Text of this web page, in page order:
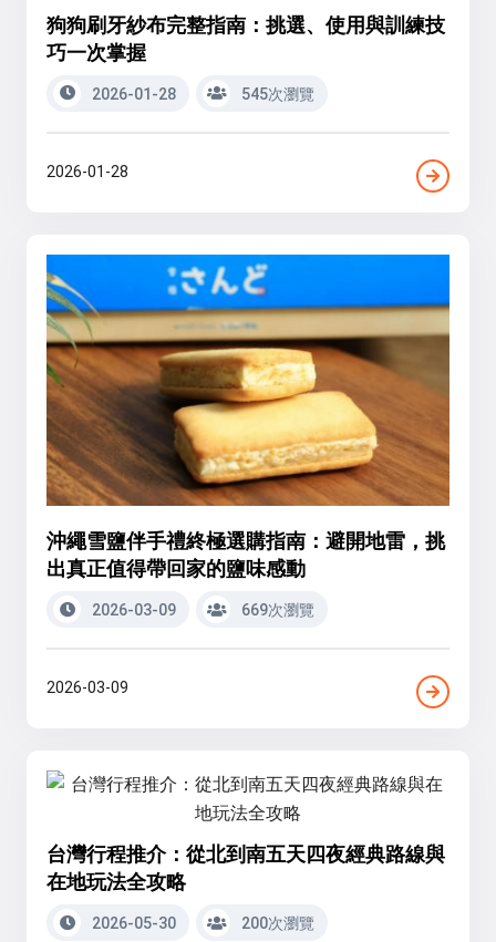
狗狗刷牙紗布完整指南：挑選、使用與訓練技
巧一次掌握
2026-01-28 545次瀏覽
2026-01-28
沖繩雪鹽伴手禮終極選購指南：避開地雷，挑
出真正值得帶回家的鹽味感動
2026-03-09 669次瀏覽
2026-03-09
台灣行程推介：從北到南五天四夜經典路線與
在地玩法全攻略
2026-05-30 200次瀏覽